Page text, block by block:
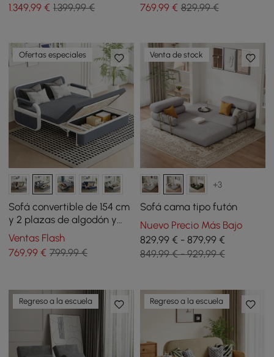
1.349,99 € 1.399,99 €
769,99€ 829,99 €
Ofertas especiales
Sofá convertible de 154 cm
y 2 plazas de algodón y
lino con almacenamiento
Ventas Flash
769,99 € 799,99 €
Venta de stock
+3
Sofá cama tipo futón
Nuevo Precio Más Bajo
829,99 € - 879,99 €
849,99 € - 929,99 €
Regreso a la escuela Regreso a la escuela